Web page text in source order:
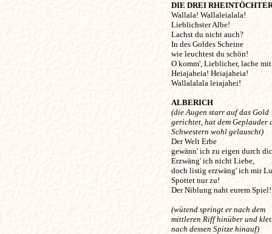
DIE DREI
Wallala! Wallaleialala!
Lieblichster Albe!
Lachst du nicht auch?
In des Goldes Scheine
wie leuchtest du schön!
O komm', Lieblicher, lache
Heiajaheia! Heiajaheia!
Wallalalala leiajahei!
ALBERICH
(die Augen starr auf das Gold
gerichtet, hat dem Geplauder
Schwestern wohl gelauscht)
Der Welt Erbe
gewänn' ich zu eigen durch
Erzwäng' ich nicht Liebe,
doch listig erzwäng' ich mir
Spottet nur zu!
Der Niblung naht eurem
(wütend springt er nach dem
mittleren Riff hinüber und
nach dessen Spitze hinauf)